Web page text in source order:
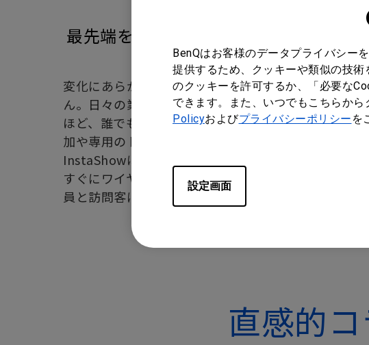
BenQはお客様のデータプライバシー
提供するため、クッキーや類似の技
のクッキーを許可するか、「必要な
できます。また、いつでもこちらか
Policyおよびプライバシーポリシー を
設定画面
最先端をゆく企業のために開発された
変化にあらがうことは、人の摂理です。それゆえに
ん。日々の業務にすぐに馴染み、いとも簡単にプレ
ほど、誰でも使いこなせるInstaShowは、瞬く間に
加や専用のトレーニングを必要としない、ネットワ
InstaShowは、どのような企業でも簡単に導入する
すぐにワイヤレスプレゼンテーションを開始できる
員と訪問客にすぐにチームワークが生まれ、期待通
直感的